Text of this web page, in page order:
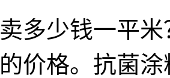
卖多少钱一平
价格。抗菌